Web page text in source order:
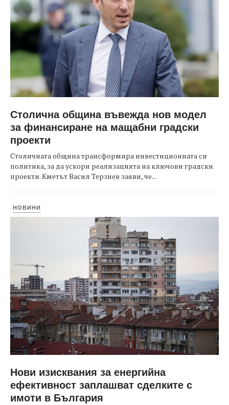
Столична община въвежда нов модел
за финансиране на мащабни градски
проекти
Столичната община трансформира инвестиционната си
политика, за да ускори реализацията на ключови градски
проекти. Кметът Васил Терзиев заяви, че...
НОВИНИ
Нови изисквания за енергийна
ефективност заплашват сделките с
имоти в България